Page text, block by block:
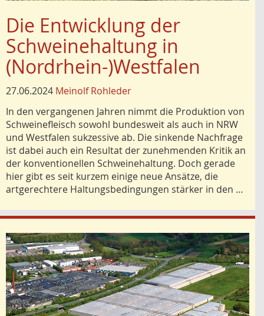
Die Entwicklung der
Schweinehaltung in
(Nordrhein-)Westfalen
27.06.2024 Meinolf Rohleder
In den vergangenen Jahren nimmt die Produktion von
Schweinefleisch sowohl bundesweit als auch in NRW
und Westfalen sukzessive ab. Die sinkende Nachfrage
ist dabei auch ein Resultat der zunehmenden Kritik an
der konventionellen Schweinehaltung. Doch gerade
hier gibt es seit kurzem einige neue Ansätze, die
artgerechtere Haltungsbedingungen stärker in den …